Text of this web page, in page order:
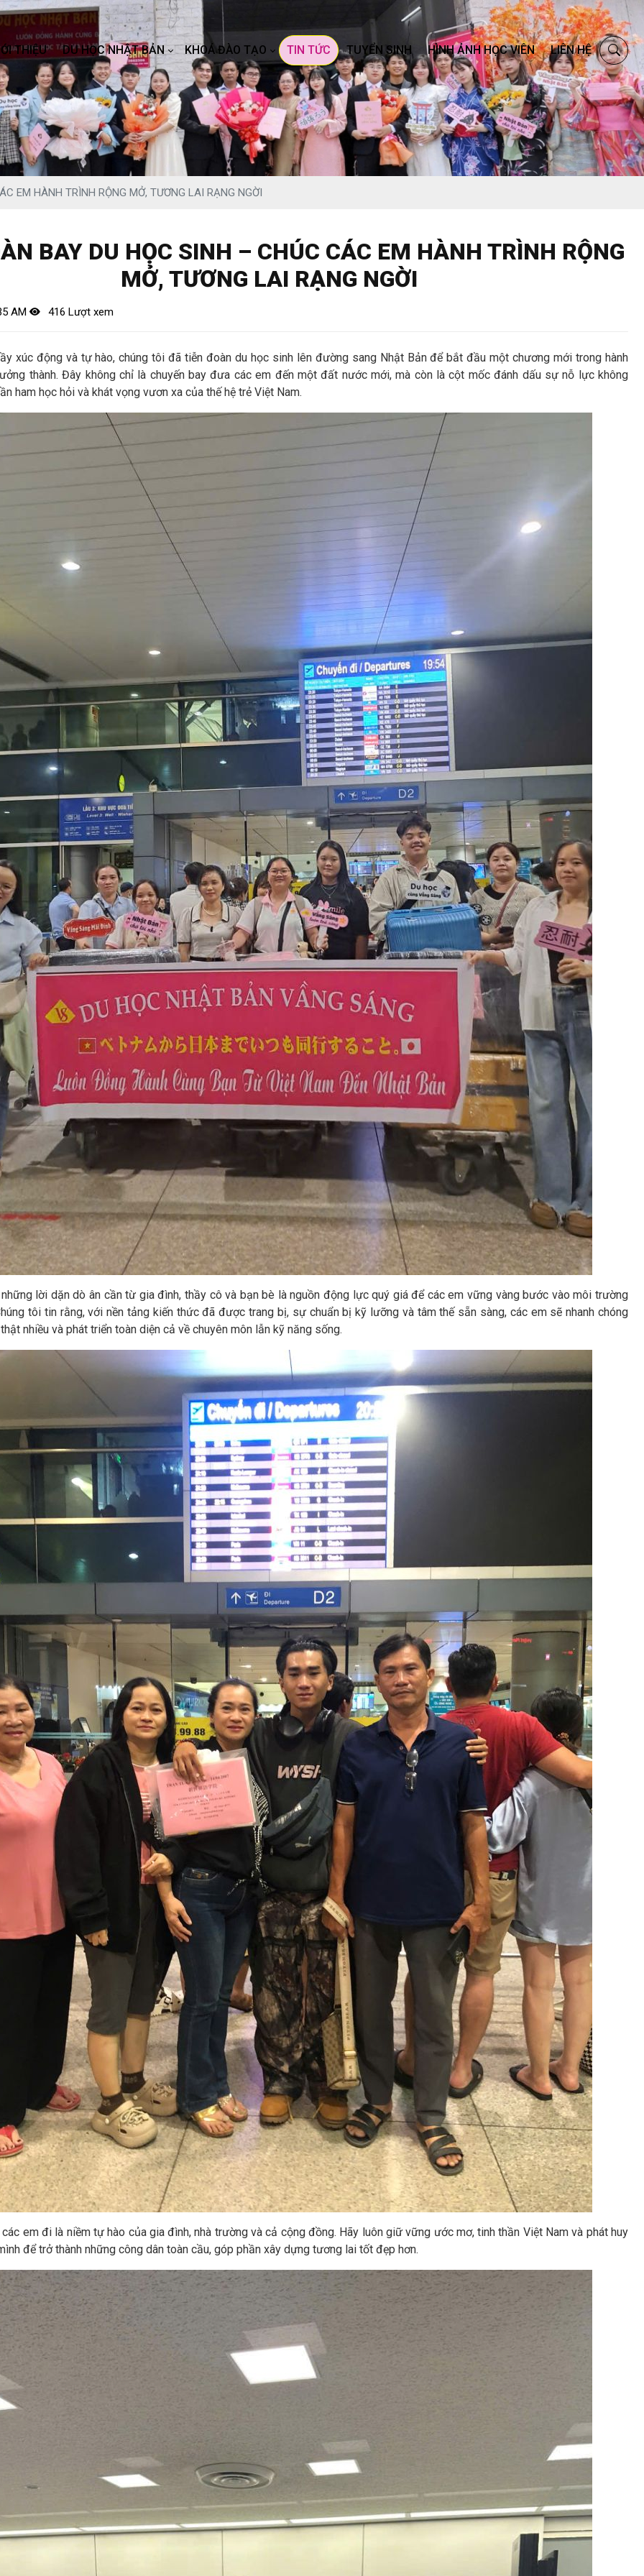
THIỆU DU HỌC NHẬT BẢN KHOÁ ĐÀO TẠO TIN TỨC TUYỂN SINH HÌNH ẢNH HỌC VIÊN LIÊN HỆ
EM HÀNH TRÌNH RỘNG MỞ, TƯƠNG LAI RẠNG NGỜI
BAY DU HỌC SINH – CHÚC CÁC EM HÀNH TRÌNH RỘNG
MỞ, TƯƠNG LAI RẠNG NGỜI
AM 416 Lượt xem
xúc động và tự hào, chúng tôi đã tiễn đoàn du học sinh lên đường sang Nhật Bản để bắt đầu một chương mới trong hành
thành. Đây không chỉ là chuyến bay đưa các em đến một đất nước mới, mà còn là cột mốc đánh dấu sự nỗ lực không
ham học hỏi và khát vọng vươn xa của thế hệ trẻ Việt Nam.
lời dặn dò ân cần từ gia đình, thầy cô và bạn bè là nguồn động lực quý giá để các em vững vàng bước vào môi trường
tôi tin rằng, với nền tảng kiến thức đã được trang bị, sự chuẩn bị kỹ lưỡng và tâm thế sẵn sàng, các em sẽ nhanh chóng
nhiều và phát triển toàn diện cả về chuyên môn lẫn kỹ năng sống.
em đi là niềm tự hào của gia đình, nhà trường và cả cộng đồng. Hãy luôn giữ vững ước mơ, tinh thần Việt Nam và phát huy
để trở thành những công dân toàn cầu, góp phần xây dựng tương lai tốt đẹp hơn.